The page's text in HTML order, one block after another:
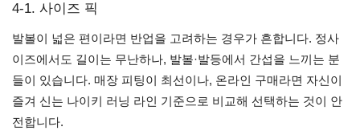
4-1. 사이즈 픽
발볼이 넓은 편이라면 반업을 고려하는 경우가 흔합니다. 정사
이즈에서도 길이는 무난하나, 발볼·발등에서 간섭을 느끼는 분
들이 있습니다. 매장 피팅이 최선이나, 온라인 구매라면 자신이
즐겨 신는 나이키 러닝 라인 기준으로 비교해 선택하는 것이 안
전합니다.